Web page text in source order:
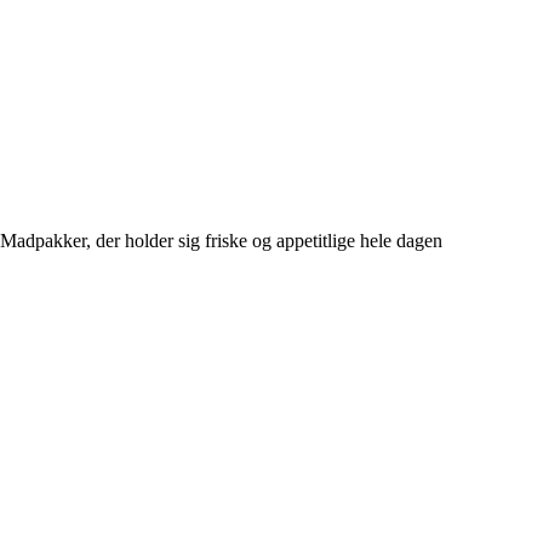
Madpakker, der holder sig friske og appetitlige hele dagen